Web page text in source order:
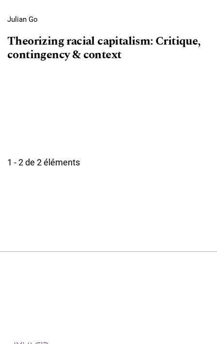
Julian Go
Theorizing racial capitalism: Critique,
contingency & context
1 - 2 de 2 éléments